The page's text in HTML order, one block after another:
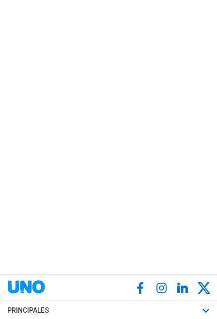
PRINCIPALES